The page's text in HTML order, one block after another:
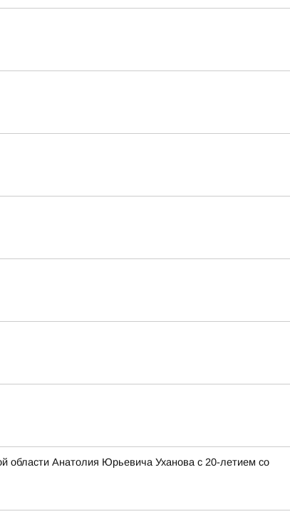
области Анатолия Юрьевича Уханова с 20-летием со